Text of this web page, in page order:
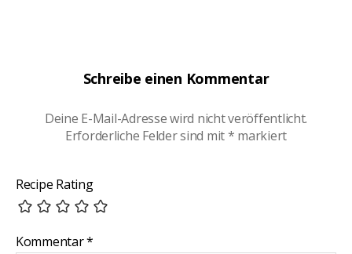
Schreibe einen Kommentar
Deine E-Mail-Adresse wird nicht veröffentlicht.
Erforderliche Felder sind mit* markiert
Recipe Rating
Kommentar*